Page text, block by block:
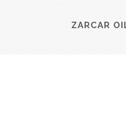
ZARCAR